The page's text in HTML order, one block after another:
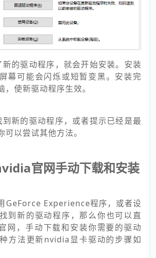
的驱动程序，就会开始安装。安装
幕可能会闪烁或短暂变黑。安装完
，使新驱动程序生效。
新的驱动程序，或者提示已经是最
以尝试其他方法。
官网手动下载和安装
GeForce Experience程序，或者设
到新的驱动程序，那么你也可以直
网，手动下载和安装你需要的驱动
方法更新nvidia显卡驱动的步骤如